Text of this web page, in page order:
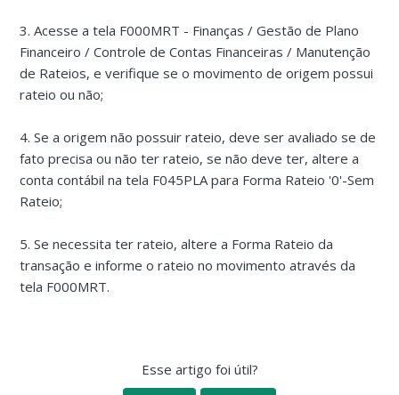
3. Acesse a tela F000MRT - Finanças / Gestão de Plano
Financeiro / Controle de Contas Financeiras / Manutenção
de Rateios, e verifique se o movimento de origem possui
rateio ou não;
4. Se a origem não possuir rateio, deve ser avaliado se de
fato precisa ou não ter rateio, se não deve ter, altere a
conta contábil na tela F045PLA para Forma Rateio '0'-Sem
Rateio;
5. Se necessita ter rateio, altere a Forma Rateio da
transação e informe o rateio no movimento através da
tela F000MRT.
Esse artigo foi útil?